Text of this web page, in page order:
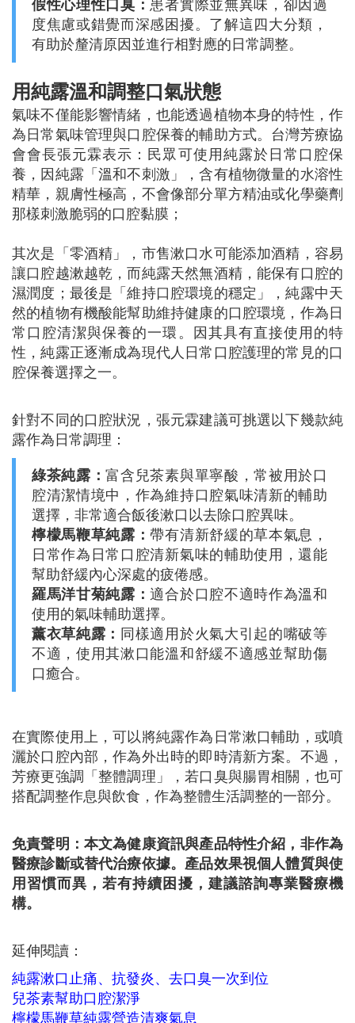
假性心理性口臭： 患者實際並無異味，卻因過
度焦慮或錯覺而深感困擾。了解這四大分類，
有助於釐清原因並進行相對應的日常調整。
用純露溫和調整口氣狀態
氣味不僅能影響情緒，也能透過植物本身的特性，作
為日常氣味管理與口腔保養的輔助方式。台灣芳療協
會會長張元霖表示：民眾可使用純露於日常口腔保
養，因純露「溫和不刺激」，含有植物微量的水溶性
精華，親膚性極高，不會像部分單方精油或化學藥劑
那樣刺激脆弱的口腔黏膜；
其次是「零酒精」，市售漱口水可能添加酒精，容易
讓口腔越漱越乾，而純露天然無酒精，能保有口腔的
濕潤度；最後是「維持口腔環境的穩定」，純露中天
然的植物有機酸能幫助維持健康的口腔環境，作為日
常口腔清潔與保養的一環。因其具有直接使用的特
性，純露正逐漸成為現代人日常口腔護理的常見的口
腔保養選擇之一。
針對不同的口腔狀況，張元霖建議可挑選以下幾款純
露作為日常調理：
綠茶純露：富含兒茶素與單寧酸，常被用於口
腔清潔情境中，作為維持口腔氣味清新的輔助
選擇，非常適合飯後漱口以去除口腔異味。
檸檬馬鞭草純露： 帶有清新舒緩的草本氣息，
日常作為日常口腔清新氣味的輔助使用，還能
幫助舒緩內心深處的疲倦感。
羅馬洋甘菊純露：適合於口腔不適時作為溫和
使用的氣味輔助選擇。
薰衣草純露： 同樣適用於火氣大引起的嘴破等
不適，使用其漱口能溫和舒緩不適感並幫助傷
口癒合。
在實際使用上，可以將純露作為日常漱口輔助，或噴
灑於口腔內部，作為外出時的即時清新方案。不過，
芳療更強調「整體調理」，若口臭與腸胃相關，也可
搭配調整作息與飲食，作為整體生活調整的一部分。
免責聲明：本文為健康資訊與產品特性介紹，非作為
醫療診斷或替代治療依據。產品效果視個人體質與使
用習慣而異，若有持續困擾，建議諮詢專業醫療機
構。
延伸閱讀：
純露漱口止痛、抗發炎、去口臭一次到位
兒茶素幫助口腔潔淨
檸檬馬鞭草純露營造清爽氣息